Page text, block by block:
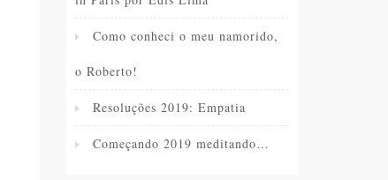
Como conheci o meu namorido,
o Roberto!
Resoluções 2019: Empatia
Começando 2019 meditando…